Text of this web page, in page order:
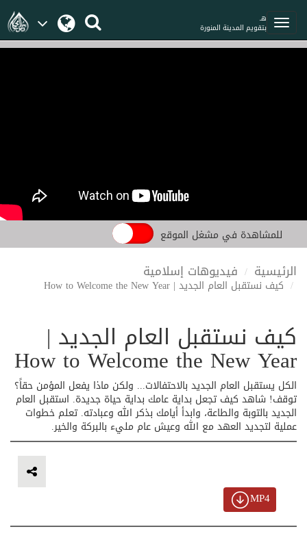
هـ
بتقويم المدينة المنورة
للمشاهدة في مشغل الموقع
الرئيسية فيديوهات إسلامية
كيف نستقبل العام الجديد | How to Welcome the New Year
كيف نستقبل العام الجديد |
How to Welcome the New Year
الكل يستقبل العام الجديد بالاحتفالات... ولكن ماذا يفعل المؤمن حقاً؟
توقف! شاهد كيف تجعل بداية عامك بداية حياة جديدة. استقبل العام
الجديد بالتوبة والطاعة، وابدأ أيامك بذكر الله وعبادته. تعلم خطوات
عملية لتجديد العهد مع الله وعيش عام مليء بالبركة والخير.
MP4